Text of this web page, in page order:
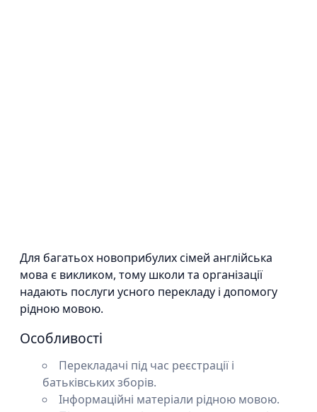
Для багатьох новоприбулих сімей англійська
мова є викликом, тому школи та організації
надають послуги усного перекладу і допомогу
рідною мовою.
Особливості
Перекладачі під час реєстрації і
батьківських зборів.
Інформаційні матеріали рідною мовою.